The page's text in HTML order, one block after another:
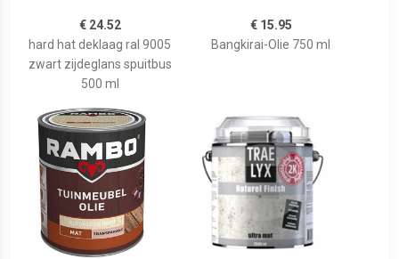
€ 24.52
hard hat deklaag ral 9005
zwart zijdeglans spuitbus
500 ml
€ 15.95
Bangkirai-Olie 750 ml